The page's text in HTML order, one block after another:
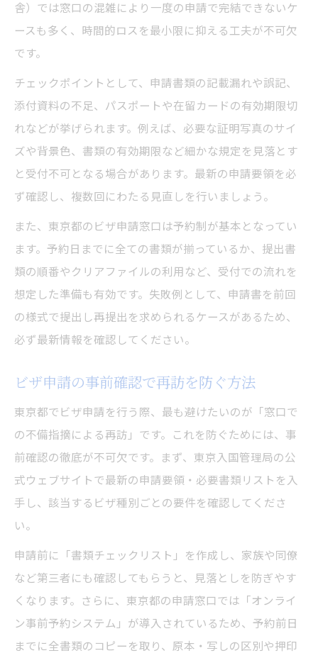
舎）では窓口の混雑により一度の申請で完結できないケ
ースも多く、時間的ロスを最小限に抑える工夫が不可欠
です。
チェックポイントとして、申請書類の記載漏れや誤記、
添付資料の不足、パスポートや在留カードの有効期限切
れなどが挙げられます。例えば、必要な証明写真のサイ
ズや背景色、書類の有効期限など細かな規定を見落とす
と受付不可となる場合があります。最新の申請要領を必
ず確認し、複数回にわたる見直しを行いましょう。
また、東京都のビザ申請窓口は予約制が基本となってい
ます。予約日までに全ての書類が揃っているか、提出書
類の順番やクリアファイルの利用など、受付での流れを
想定した準備も有効です。失敗例として、申請書を前回
の様式で提出し再提出を求められるケースがあるため、
必ず最新情報を確認してください。
ビザ申請の事前確認で再訪を防ぐ方法
東京都でビザ申請を行う際、最も避けたいのが「窓口で
の不備指摘による再訪」です。これを防ぐためには、事
前確認の徹底が不可欠です。まず、東京入国管理局の公
式ウェブサイトで最新の申請要領・必要書類リストを入
手し、該当するビザ種別ごとの要件を確認してくださ
い。
申請前に「書類チェックリスト」を作成し、家族や同僚
など第三者にも確認してもらうと、見落としを防ぎやす
くなります。さらに、東京都の申請窓口では「オンライ
ン事前予約システム」が導入されているため、予約前日
までに全書類のコピーを取り、原本・写しの区別や押印